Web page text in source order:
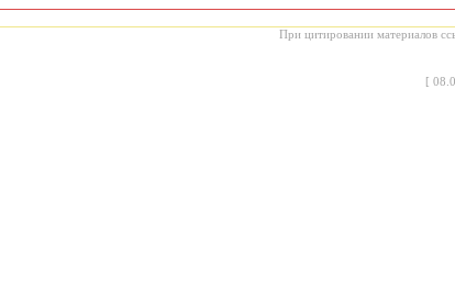
При цитировании материалов
[